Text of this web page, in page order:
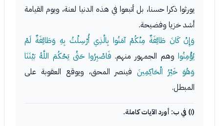
يورثوا ذكرا حسنا، بل أتبعوا في هذه الدنيا لعنة، ويوم القيامة
أشد خزيا وفضيحة.
وَإِنْ كَانَ طَائِفَةٌ مِنْكُمْ آمَنُوا بِالَّذِي أُرْسِلْتُ بِهِ وَطَائِفَةٌ لَمْ
يُؤْمِنُوا وهم الجمهور منهم. فَاصْبِرُوا حَتَّى يَحْكُمَ اللَّهُ بَيْنَنَا
وَهُوَ خَيْرُ الْحَاكِمِينَفينصر المحق، ويوقع العقوبة على
المبطل.
(١) في ب: أورد الآيات كاملة.